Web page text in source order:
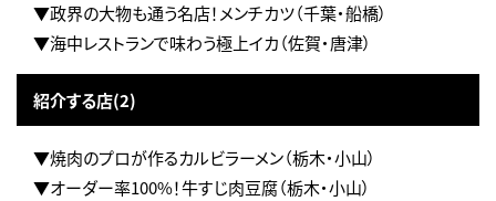
▼政界の大物も通う名店！メンチカツ（千葉・船橋）
▼海中レストランで味わう極上イカ（佐賀・唐津）
紹介する店(2)
▼焼肉のプロが作るカルビラーメン（栃木・小山）
▼オーダー率100%！牛すじ肉豆腐（栃木・小山）